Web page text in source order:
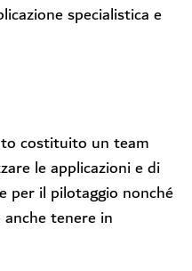
specialistica e
costituito un team
le applicazioni e di
per il pilotaggio nonché
tenere in